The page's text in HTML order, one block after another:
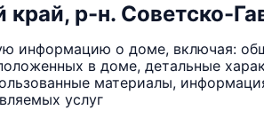
р-н. Советско-
информацию о доме, включая:
в доме, детальные
материалы,
услуг